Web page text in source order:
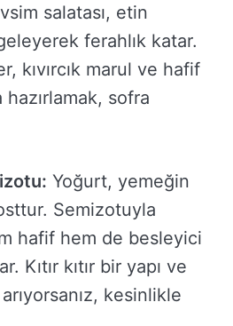
salatası, etin
ferahlık katar.
kıvırcık marul ve hafif
sofra
Yoğurt, yemeğin
Semizotuyla
hafif hem de besleyici
Kıtır kıtır bir yapı ve
kesinlikle